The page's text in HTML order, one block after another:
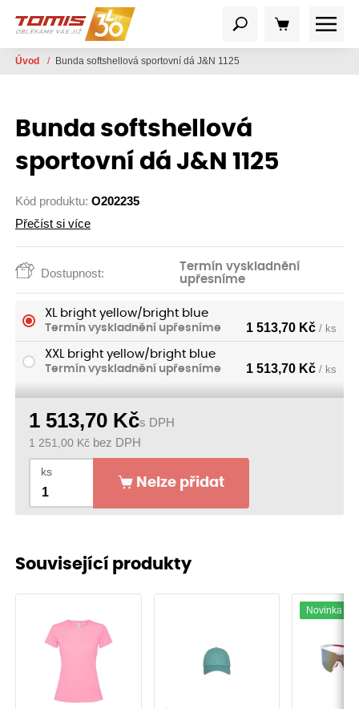
Úvod / Bunda softshellová sportovní dá J&N 1125
Bunda softshellová
sportovní dá J&N 1125
Kód produktu: O202235
Přečíst si více
Dostupnost:
Termín vyskladnění
upřesníme
XL bright yellow/bright blue
Termín vyskladnění upřesníme
1 513,70 Kč / ks
XXL bright yellow/bright blue
Termín vyskladnění upřesníme
1 513,70 Kč / ks
1 513,70 Kčs DPH
1 251,00 Kč bez DPH
ks
Nelze přidat
Související produkty
Novinka